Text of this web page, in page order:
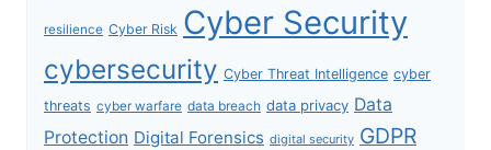
resilience Cyber Risk Cyber Security
cybersecurity Cyber Threat Intelligence cyber
threats cyber warfare data breach data privacy Data
Protection Digital Forensics digital security GDPR